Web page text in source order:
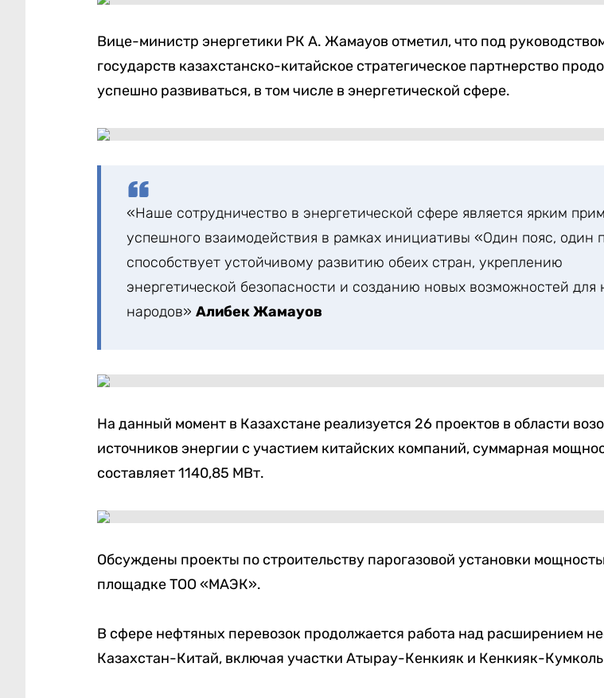
Вице-министр энергетики РК А. Жамауов отметил, что под
государств казахстанско-китайское стратегическое партнерство
успешно развиваться, в том числе в энергетической сфере.
«Наше сотрудничество в энергетической сфере является ярким
успешного взаимодействия в рамках инициативы «Один пояс, один
способствует устойчивому развитию обеих стран, укреплению
энергетической безопасности и созданию новых возможностей для
народов» Алибек Жамауов
На данный момент в Казахстане реализуется 26 проектов в области
источников энергии с участием китайских компаний, суммарная
составляет 1140,85 МВт.
Обсуждены проекты по строительству парогазовой установки
площадке ТОО «МАЭК».
В сфере нефтяных перевозок продолжается работа над расширением
Казахстан-Китай, включая участки Атырау-Кенкияк и Кенкияк-